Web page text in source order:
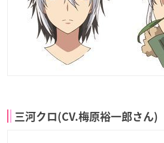
三河クロ(CV.梅原裕一郎さん)